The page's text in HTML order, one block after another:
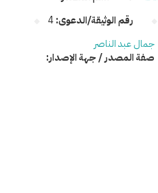
رقم الوثيقة/الدعوى:4
جمال عبد الناصر
صفة المصدر / جهة الإصدار: